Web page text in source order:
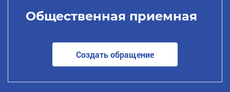
Общественная приемная
Создать обращение